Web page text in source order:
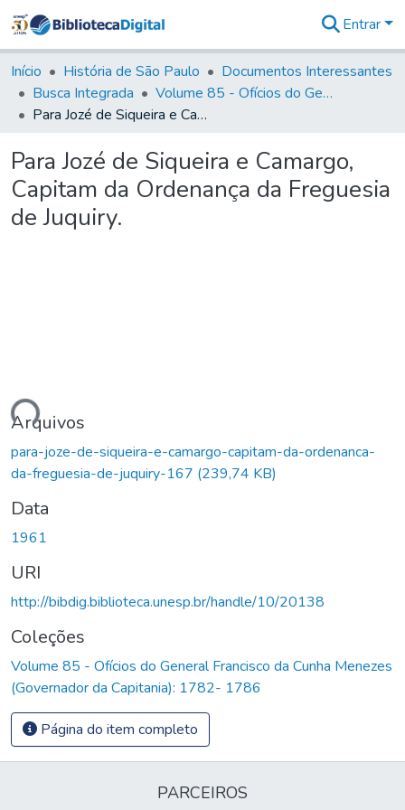
&
Coleções
Tudo na
Biblioteca
Estatísticas
Entrar
Início História de São Paulo
Documentos Interessantes
Busca Integrada
Volume 85 - Ofícios do General Francisco da Cunha Menezes (Governador da Capitania): 1782- 1786
Para Jozé de Siqueira e Camargo, Capitam da Ordenança da Freguesia de Juquiry.
Para Jozé de Siqueira e Camargo,
Capitam da Ordenança da Freguesia
de Juquiry.
Arquivos
para-joze-de-siqueira-e-camargo-capitam-da-ordenanca-
da-freguesia-de-juquiry-167 (239,74 KB)
Data
1961
URI
http://bibdig.biblioteca.unesp.br/handle/10/20138
Coleções
Volume 85 - Ofícios do General Francisco da Cunha Menezes
(Governador da Capitania): 1782- 1786
Página do item completo
PARCEIROS